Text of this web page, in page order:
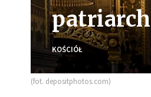
KOŚCIÓŁ
(fot. depositphotos.com)